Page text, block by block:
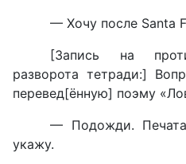
— Хочу после Santa
[Запись на
разворота тетради:]
перевед[ённую] поэму
— Подожди.
укажу.